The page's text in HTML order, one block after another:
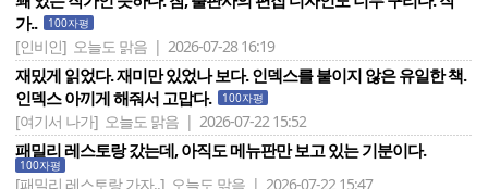
가..
100자평
[인비인] 오늘도 맑음 | 2026-07-28 16:19
재밌게 읽었다. 재미만 있었나 보다. 인덱스를 붙이지 않은 유일한 책.
인덱스 아끼게 해줘서 고맙다.
100자평
[여기서 나가] 오늘도 맑음 | 2026-07-22 15:52
패밀리 레스토랑 갔는데, 아직도 메뉴판만 보고 있는 기분이다.
100자평
[패밀리 레스토랑 가자..] 오늘도 맑음 | 2026-07-22 15:47